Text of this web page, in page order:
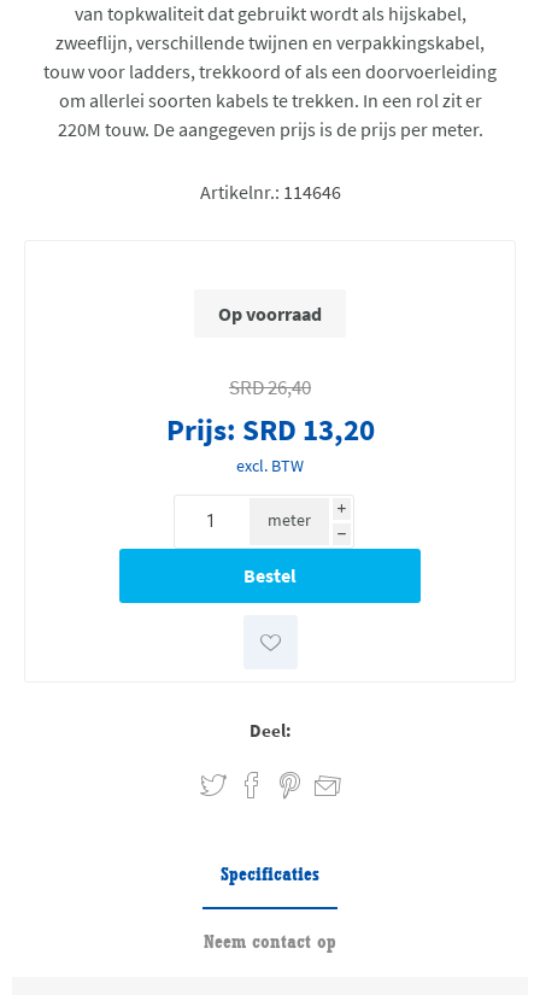
van topkwaliteit dat gebruikt wordt als hijskabel,
zweeflijn, verschillende twijnen en verpakkingskabel,
touw voor ladders, trekkoord of als een doorvoerleiding
om allerlei soorten kabels te trekken. In een rol zit er
220M touw. De aangegeven prijs is de prijs per meter.
Artikelnr.: 114646
Op voorraad
SRD 26,40
Prijs: SRD 13,20
excl. BTW
i
h
meter
Deel:
Specificaties
Neem contact op